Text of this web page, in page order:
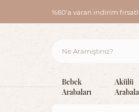
%60'a varan indirim
Bebek
Arabaları
Akülü